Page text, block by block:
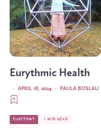
Eurythmic Health
PAULA BOSLAU
·
APRIL 18, 2024
·
EURYTHMY 1 MIN READ